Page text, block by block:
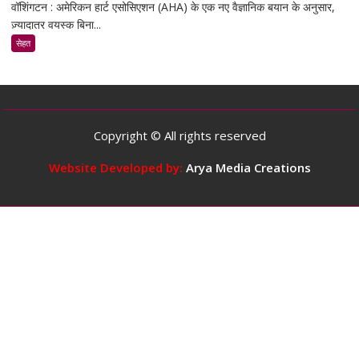
स्टडी
लिए
5
वॉशिंगटन : अमेरिकन हार्ट एसोसिएशन (AHA) के एक नए वैज्ञानिक बयान के अनुसार,
ज़्यादातर वयस्क बिना...
सेहत
Copyright © All rights reserved
Website Developed by: Arya Media Creations